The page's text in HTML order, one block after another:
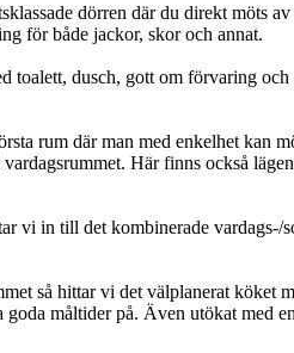
dörren där du direkt möts
för både jackor, skor och annat.
toalett, dusch, gott om förvaring och
rum där man med enkelhet kan
Här finns också
vi in till det kombinerade vardags-/
så hittar vi det välplanerat köket
måltider på. Även utökat med